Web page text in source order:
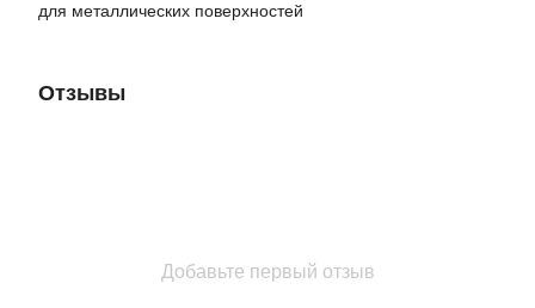
для металлических поверхностей
Отзывы
Добавьте первый отзыв